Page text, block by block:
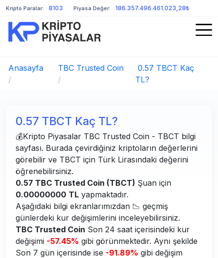
Kripto Paralar: 8103 Piyasa Değer: 186.357.496.461.023,28₺
Anasayfa
/
TBC Trusted Coin
/
0.57 TBCT Kaç
TL?
0.57 TBCT Kaç TL?
💰Kripto Piyasalar TBC Trusted Coin - TBCT bilgi
sayfası. Burada çevirdiğiniz kriptoların değerlerini
görebilir ve TBCT için Türk Lirasındaki değerini
öğrenebilirsiniz.
0.57 TBC Trusted Coin (TBCT) Şuan için
0.00000000 TL yapmaktadır.
Aşağıdaki bilgi ekranlarımızdan 📉 geçmiş
günlerdeki kur değişimlerini inceleyebilirsiniz.
TBC Trusted Coin Son 24 saat içerisindeki kur
değişimi -57.45% gibi görünmektedir. Aynı şekilde
Son 7 gün içerisinde ise -91.89% gibi değişim